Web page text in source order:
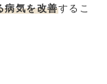
病気を改善するこ